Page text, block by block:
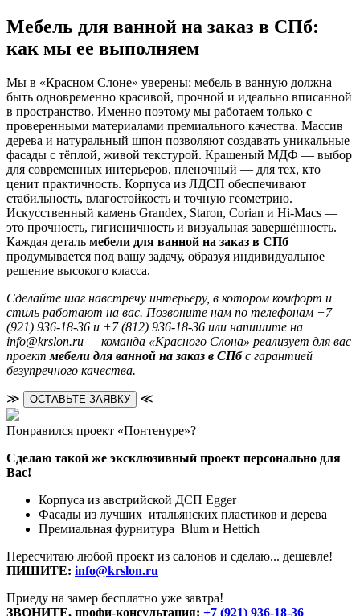
Мебель для ванной на заказ в СПб:
как мы ее выполняем
Мы в «Красном Слоне» уверены: мебель в ванную должна
быть одновременно красивой, прочной и идеально вписанной
в пространство. Именно поэтому мы работаем только с
проверенными материалами премиального качества. Массив
дерева и натуральный шпон позволяют создавать уникальные
фасады с тёплой, живой текстурой. Крашеный МДФ — выбор
для современных интерьеров, пленочный — для тех, кто
ценит практичность. Корпуса из ЛДСП обеспечивают
стабильность, влагостойкость и точную геометрию.
Искусственный камень Grandex, Staron, Corian и Hi-Macs —
это прочность, гигиеничность и визуальная завершённость.
Каждая деталь мебели для ванной на заказ в СПб
продумывается под вашу задачу, образуя индивидуальное
решение высокого класса.
Сделайте шаг навстречу интерьеру, в котором комфорт и
стиль работают на вас. Позвоните нам по телефонам +7
(921) 936-18-36 и +7 (812) 936-18-36 или напишите на
info@krslon.ru — команда «Красного Слона» реализует для вас
проектмебели для ванной на заказ в СПбс гарантией
безупречного качества.
≫ ОСТАВЬТЕ ЗАЯВКУ ≪
Понравился проект «Понтенуре»?
Сделаю такой же эксклюзивный проект персонально для
Вас!
Корпуса из австрийской ДСП Egger
Фасады из лучших итальянских пластиков и дерева
Премиальная фурнитура Blum и Hettich
Пересчитаю любой проект из салонов и сделаю... дешевле!
ПИШИТЕ: info@krslon.ru
Приеду на замер бесплатно уже завтра!
ЗВОНИТЕ, профи-консультация: +7 (921) 936-18-36